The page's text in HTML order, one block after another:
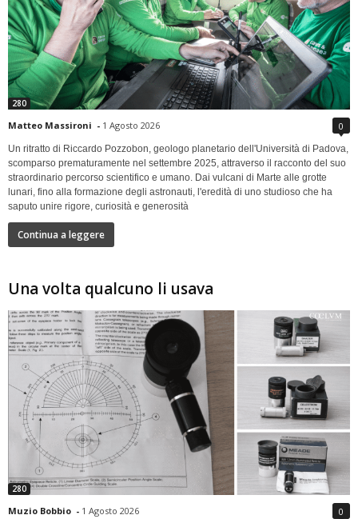
280
Matteo Massironi - 1 Agosto 2026 0
Un ritratto di Riccardo Pozzobon, geologo planetario dell'Università di Padova,
scomparso prematuramente nel settembre 2025, attraverso il racconto del suo
straordinario percorso scientifico e umano. Dai vulcani di Marte alle grotte
lunari, fino alla formazione degli astronauti, l'eredità di uno studioso che ha
saputo unire rigore, curiosità e generosità
Continua a leggere
Una volta qualcuno li usava
280
Muzio Bobbio - 1 Agosto 2026 0